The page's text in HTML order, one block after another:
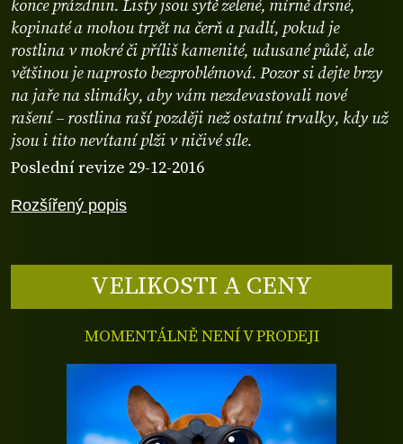
Rozšířený popis
konce prázdnin. Listy jsou sytě zelené, mírně drsné,
kopinaté a mohou trpět na čerň a padlí, pokud je
rostlina v mokré či příliš kamenité, udusané půdě, ale
většinou je naprosto bezproblémová. Pozor si dejte brzy
na jaře na slimáky, aby vám nezdevastovali nové
rašení – rostlina raší později než ostatní trvalky, kdy už
jsou i tito nevítaní plži v ničivé síle.
Poslední revize 29-12-2016
VELIKOSTI A CENY
MOMENTÁLNĚ NENÍ V PRODEJI